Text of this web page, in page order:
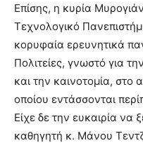
Επίσης, η κυρία
Τεχνολογικό
κορυφαία ερευνητικά
Πολιτείες, γνωστό για
και την καινοτομία, στο
οποίου εντάσσονται
Είχε δε την ευκαιρία να
καθηγητή κ. Μάνου